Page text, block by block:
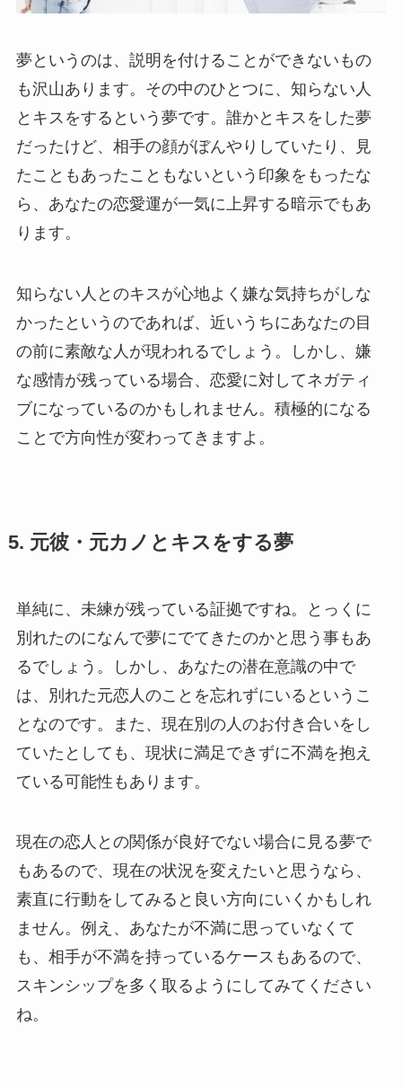
夢というのは、説明を付けることができないもの
も沢山あります。その中のひとつに、知らない人
とキスをするという夢です。誰かとキスをした夢
だったけど、相手の顔がぼんやりしていたり、見
たこともあったこともないという印象をもったな
ら、あなたの恋愛運が一気に上昇する暗示でもあ
ります。
知らない人とのキスが心地よく嫌な気持ちがしな
かったというのであれば、近いうちにあなたの目
の前に素敵な人が現われるでしょう。しかし、嫌
な感情が残っている場合、恋愛に対してネガティ
ブになっているのかもしれません。積極的になる
ことで方向性が変わってきますよ。
5. 元彼・元カノとキスをする夢
単純に、未練が残っている証拠ですね。とっくに
別れたのになんで夢にでてきたのかと思う事もあ
るでしょう。しかし、あなたの潜在意識の中で
は、別れた元恋人のことを忘れずにいるというこ
となのです。また、現在別の人のお付き合いをし
ていたとしても、現状に満足できずに不満を抱え
ている可能性もあります。
現在の恋人との関係が良好でない場合に見る夢で
もあるので、現在の状況を変えたいと思うなら、
素直に行動をしてみると良い方向にいくかもしれ
ません。例え、あなたが不満に思っていなくて
も、相手が不満を持っているケースもあるので、
スキンシップを多く取るようにしてみてください
ね。